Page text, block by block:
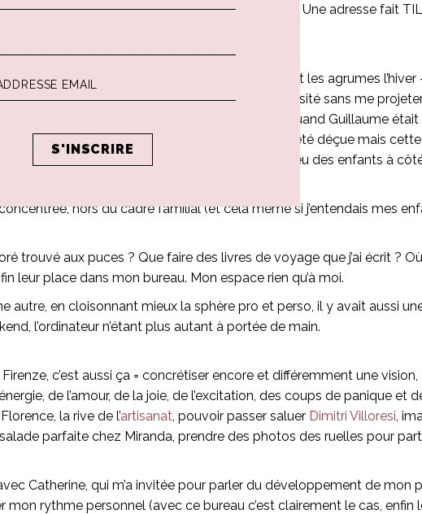
toutes Oltrarno sur la rive gauche de Florence. Une adresse fait
privé (une ancienne
– où l’on rangeait les agrumes
espace disponible au fond du jardin. Je l’avais visité sans me
De plus, avant qu’elle ne trouve sa
(quand Guillaume
choc mais le projet ne s’était pas fait. J’avais été déçue mais
passés d’une table de travail dans la salle de jeu des enfants à
séparée.
hors du cadre familial (et cela même si j’entendais mes
trouvé aux puces ? Que faire des livres de voyage que j’ai écrit ?
leur place dans mon bureau. Mon espace rien qu’à moi.
autre, en cloisonnant mieux la sphère pro et perso, il y avait aussi
l’ordinateur n’étant plus autant à portée de main.
c’est aussi ça = concrétiser encore et différemment une
de l’amour, de la joie, de l’excitation, des coups de panique et
la rive de l’artisanat, pouvoir passer saluer Dimitri Villoresi,
parfaite chez Miranda, prendre des photos des ruelles pour
Catherine, qui m’a invitée pour parler du développement de mon
rythme personnel (avec ce bureau c’est clairement le cas, enfin